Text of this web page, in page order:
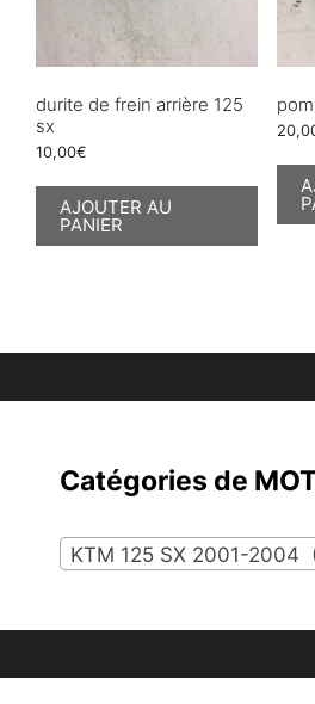
durite de frein arrière 125
sx
10,00€
AJOUTER AU
PANIER
Catégories de
KTM 125 SX 2001-2004